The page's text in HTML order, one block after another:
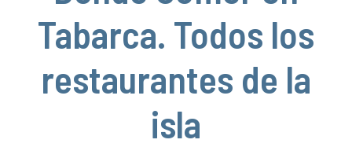
Tabarca. Todos los
restaurantes de la
isla